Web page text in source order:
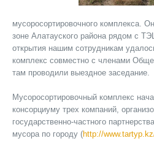
мусоросортировочного комплекса.
зоне Алатауского района рядом с
открытия нашим сотрудникам
комплекс совместно с членами
там проводили выездное заседание.
Мусоросортировочный комплекс
консорциуму трех компаний,
государственно-частного
мусора по городу (http://